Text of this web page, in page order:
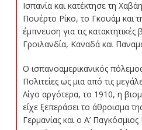
Ισπανία και κατέκτησε τη
Πουέρτο Ρίκο, το Γκουάμ και
έμπνευση για τις
Γροιλανδία, Καναδά και
Ο ισπανοαμερικανικός
Πολιτείες ως μια από τις
Λίγο αργότερα, το 1910, η
είχε ξεπεράσει το άθροισμα
Γερμανίας και ο Α’